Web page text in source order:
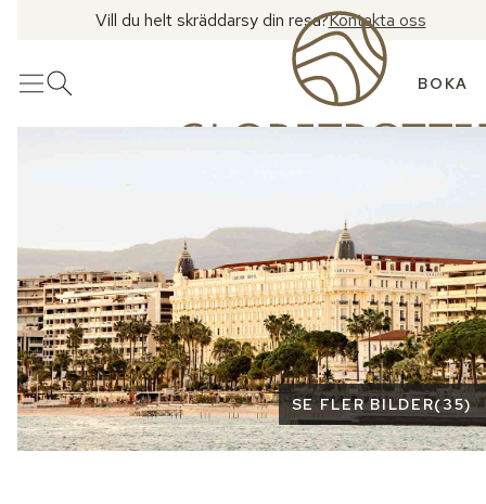
Vill du helt skräddarsy din resa?Kontakta oss
MenyÖppna sök BOKA
Se fler bilder
SE FLER BILDER(35)